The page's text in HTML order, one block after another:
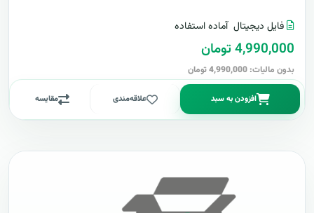
فایل دیجیتال آماده استفاده
4,990,000 تومان
بدون مالیات: 4,990,000 تومان
افزودن به سبد علاقه‌مندی مقایسه